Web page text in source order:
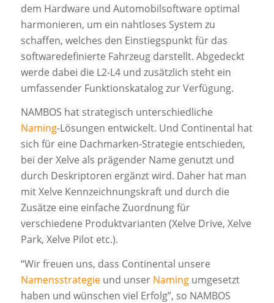
dem Hardware und Automobilsoftware optimal
harmonieren, um ein nahtloses System zu
schaffen, welches den Einstiegspunkt für das
softwaredefinierte Fahrzeug darstellt. Abgedeckt
werde dabei die L2-L4 und zusätzlich steht ein
umfassender Funktionskatalog zur Verfügung.
NAMBOS hat strategisch unterschiedliche
Naming-Lösungen entwickelt. Und Continental hat
sich für eine Dachmarken-Strategie entschieden,
bei der Xelve als prägender Name genutzt und
durch Deskriptoren ergänzt wird. Daher hat man
mit Xelve Kennzeichnungskraft und durch die
Zusätze eine einfache Zuordnung für
verschiedene Produktvarianten (Xelve Drive, Xelve
Park, Xelve Pilot etc.).
“Wir freuen uns, dass Continental unsere
Namensstrategieund unser Namingumgesetzt
haben und wünschen viel Erfolg”, so NAMBOS